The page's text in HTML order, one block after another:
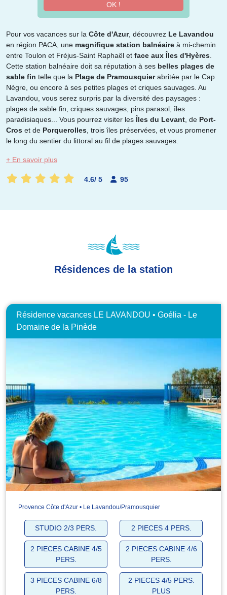
OK !
Pour vos vacances sur la Côte d'Azur, découvrez Le Lavandou
en région PACA, une magnifique station balnéaire à mi-chemin
entre Toulon et Fréjus-Saint Raphaël et face aux Îles d'Hyères
Cette station balnéaire doit sa réputation à ses belles plages de
sable fin telle que la Plage de Pramousquierabritée par le Cap
Nègre, ou encore à ses petites plages et criques sauvages. Au
Lavandou, vous serez surpris par la diversité des paysages :
plages de sable fin, criques sauvages, pins parasol, îles
paradisiaques... Vous pourrez visiter les Îles du Levant , de Port-
Cros et de Porquerolles , trois îles préservées, et vous promener
le long du sentier du littoral au fil de plages sauvages.
+ En savoir plus
4.6/ 5 95
Résidences de la station
Résidence vacances LE LAVANDOU • Goélia - Le
Domaine de la Pinède
Provence Côte d'Azur • Le Lavandou/Pramousquier
STUDIO 2/3 PERS. 2 PIECES 4 PERS.
2 PIECES CABINE 4/5
PERS.
2 PIECES CABINE 4/6
PERS.
3 PIECES CABINE 6/8
PERS.
2 PIECES 4/5 PERS.
PLUS